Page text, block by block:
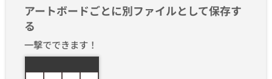
アートボードごとに別ファイルとして保存す
る
一撃でできます！